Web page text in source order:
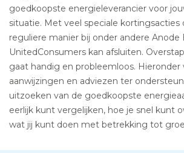
goedkoopste energieleverancier voor
situatie. Met veel speciale kortingsacties
reguliere manier bij onder andere Anode
UnitedConsumers kan afsluiten.
gaat handig en probleemloos. Hieronder
aanwijzingen en adviezen ter
uitzoeken van de goedkoopste
eerlijk kunt vergelijken, hoe je snel kunt
wat jij kunt doen met betrekking tot